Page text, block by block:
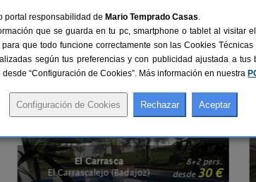
turismo rural. Una forma rápida y cómoda de
una forma de conocer aventureros y aventureras
8+2 pers.
desde 30 €
El Carrasca
El Carrascalejo (Badajoz)
portal responsabilidad de Mario Temprado Casas.
que se guarda en tu pc, smartphone o tablet al visitar
que todo funcione correctamente son las Cookies
según tus preferencias y con publicidad ajustada a
“Configuración de Cookies”. Más información en nuestra